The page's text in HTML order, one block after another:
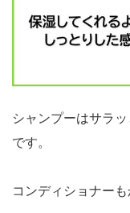
シャンプーはサラ
です。
コンディショナー